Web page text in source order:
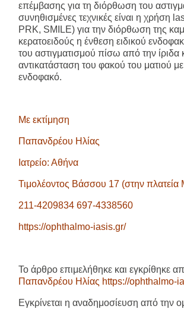
επέμβασης για τη διόρθωση του
συνηθισμένες τεχνικές είναι η χρήση
PRK, SMILE) για την διόρθωση της
κερατοειδούς η ένθεση ειδικού
του αστιγματισμού πίσω από την ίριδα
αντικατάσταση του φακού του ματιού με
ενδοφακό.
Με εκτίμηση
Παπανδρέου Ηλίας
Ιατρείο: Αθήνα
Τιμολέοντος Βάσσου 17 (στην πλατεία
211-4209834 697-4338560
https://ophthalmo-iasis.gr/
Το άρθρο επιμελήθηκε και εγκρίθηκε
Παπανδρέου Ηλίας https://ophthalmo-
Εγκρίνεται η αναδημοσίευση από την